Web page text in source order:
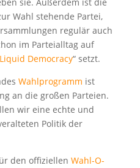
Wahl stehende Partei,
regulär auch
im Parteialltag auf
Liquid Democracy“ setzt.
Wahlprogramm ist
an die großen Parteien.
wir eine echte und
Politik der
den offiziellen Wahl-O-